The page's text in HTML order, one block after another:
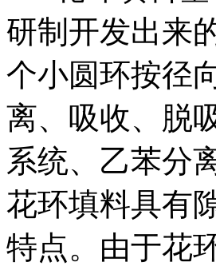
研制开发出来
个小圆环按径
离、吸收、脱
系统、乙苯分
花环填料具有
特点。由于花